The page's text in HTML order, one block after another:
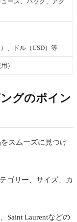
、ドル（USD）等
）
グのポイン
スムーズに見つけ
ゴリー、サイズ、カ
Saint Laurentなどの